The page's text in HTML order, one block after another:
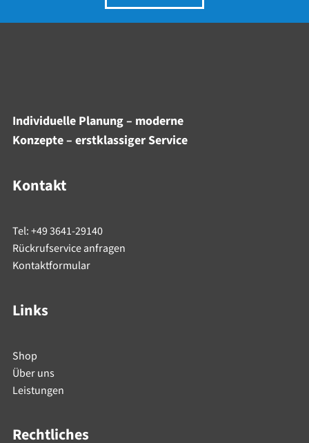
Individuelle Planung – moderne
Konzepte – erstklassiger Service
Kontakt
Tel: +49 3641-29140
Rückrufservice anfragen
Kontaktformular
Links
Shop
Über uns
Leistungen
Rechtliches